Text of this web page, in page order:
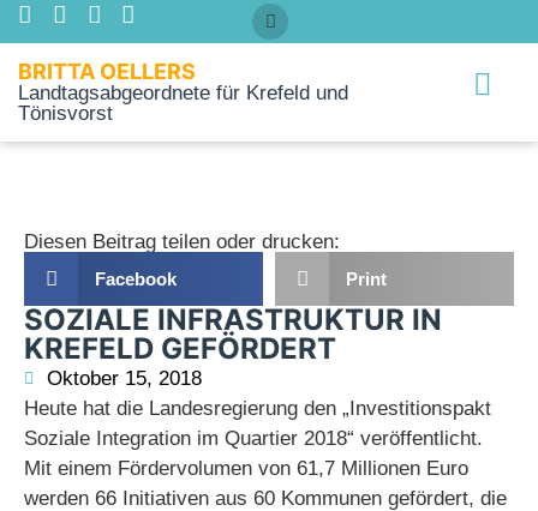
BRITTA OELLERS
Landtagsabgeordnete für Krefeld und
Tönisvorst
SOZIALE INFRASTRUKTUR IN
KREFELD GEFÖRDERT
Oktober 15, 2018
Heute hat die Landesregierung den „Investitionspakt
Soziale Integration im Quartier 2018“ veröffentlicht.
Mit einem Fördervolumen von 61,7 Millionen Euro
werden 66 Initiativen aus 60 Kommunen gefördert, die
Diesen Beitrag teilen oder drucken:
Facebook Print